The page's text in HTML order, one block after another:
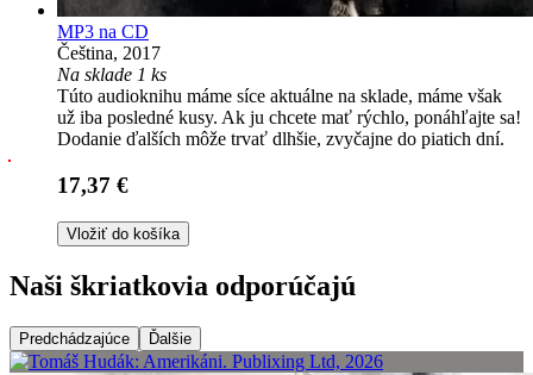
MP3 na CD
Čeština, 2017
Na sklade 1 ks
Túto audioknihu máme síce aktuálne na sklade, máme však
už iba posledné kusy. Ak ju chcete mať rýchlo, ponáhľajte sa!
Dodanie ďalších môže trvať dlhšie, zvyčajne do piatich dní.
17,37 €
Vložiť do košíka
Naši škriatkovia odporúčajú
Predchádzajúce Ďalšie